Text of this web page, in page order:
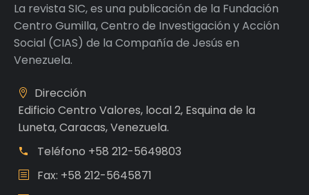
La revista SIC, es una publicación de la Fundación
Centro Gumilla, Centro de Investigación y Acción
Social (CIAS) de la Compañía de Jesús en
Venezuela.
Dirección
Edificio Centro Valores, local 2, Esquina de la
Luneta, Caracas, Venezuela.
Teléfono +58 212-5649803
Fax: +58 212-5645871